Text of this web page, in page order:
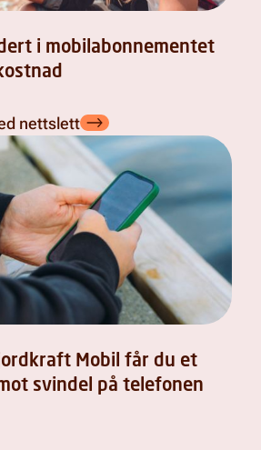
i mobilabonnementet
nettslett
Mobil får du et
svindel på telefonen